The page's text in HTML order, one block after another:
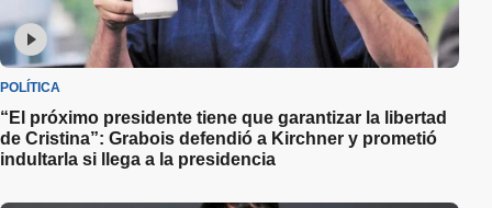
POLÍTICA
“El próximo presidente tiene que garantizar la libertad
de Cristina”: Grabois defendió a Kirchner y prometió
indultarla si llega a la presidencia